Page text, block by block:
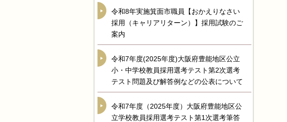
令和8年実施箕面市職員【おかえりなさい
採用（キャリアリターン）】採用試験のご
案内
令和7年度(2025年度)大阪府豊能地区公立
小・中学校教員採用選考テスト第2次選考
テスト問題及び解答例などの公表について
令和7年度（2025年度）大阪府豊能地区公
立学校教員採用選考テスト第1次選考筆答